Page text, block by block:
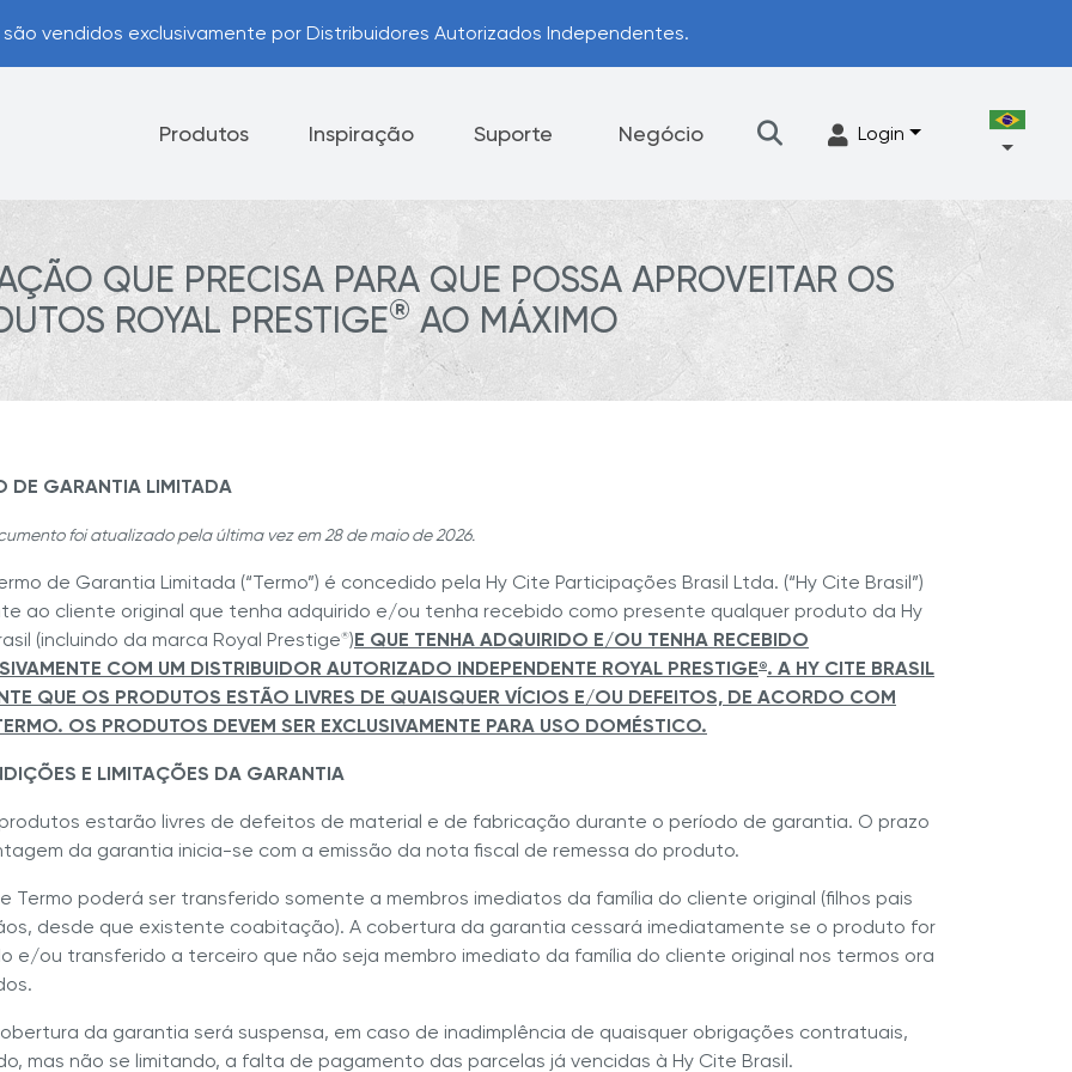
vendidos exclusivamente por Distribuidores Autorizados Independentes.
Produtos
Eletrodomésticos Facas Talheres Acessórios
Prestige® Panelas de Pressão Royal Prestige Royal Prestige®Chocolatera
Inspiração Suporte
Opções de Pagamento Programa de Upgrade
Negócio
a Hy Cite é uma referência
diretas?
Login
QUE PRECISA PARA QUE POSSA APROVEITAR OS
ROYAL PRESTIGE®AO MÁXIMO
DE GARANTIA LIMITADA
foi atualizado pela última vez em 28 de maio de 2026.
de Garantia Limitada (“Termo”) é concedido pela Hy Cite Participações Brasil Ltda. (“Hy Cite Brasil”)
ao cliente original que tenha adquirido e/ou tenha recebido como presente qualquer produto da Hy
(incluindo da marca Royal Prestige®)E QUE TENHA ADQUIRIDO E/OU TENHA RECEBIDO
COM UM DISTRIBUIDOR AUTORIZADO INDEPENDENTE ROYAL PRESTIGE ®. A HY CITE BRASIL
QUE OS PRODUTOS ESTÃO LIVRES DE QUAISQUER VÍCIOS E/OU DEFEITOS, DE ACORDO COM
OS PRODUTOS DEVEM SER EXCLUSIVAMENTE PARA USO DOMÉSTICO.
E LIMITAÇÕES DA GARANTIA
produtos estarão livres de defeitos de material e de fabricação durante o período de garantia. O prazo
da garantia inicia-se com a emissão da nota fiscal de remessa do produto.
Termo poderá ser transferido somente a membros imediatos da família do cliente original (filhos pais
desde que existente coabitação). A cobertura da garantia cessará imediatamente se o produto for
e/ou transferido a terceiro que não seja membro imediato da família do cliente original nos termos ora
da garantia será suspensa, em caso de inadimplência de quaisquer obrigações contratuais,
mas não se limitando, a falta de pagamento das parcelas já vencidas à Hy Cite Brasil.